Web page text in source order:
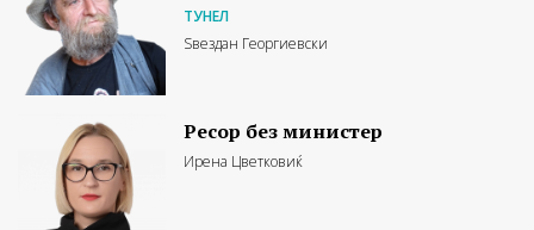
ТУНЕЛ
Ѕвездан Георгиевски
Ресор без министер
Ирена Цветковиќ